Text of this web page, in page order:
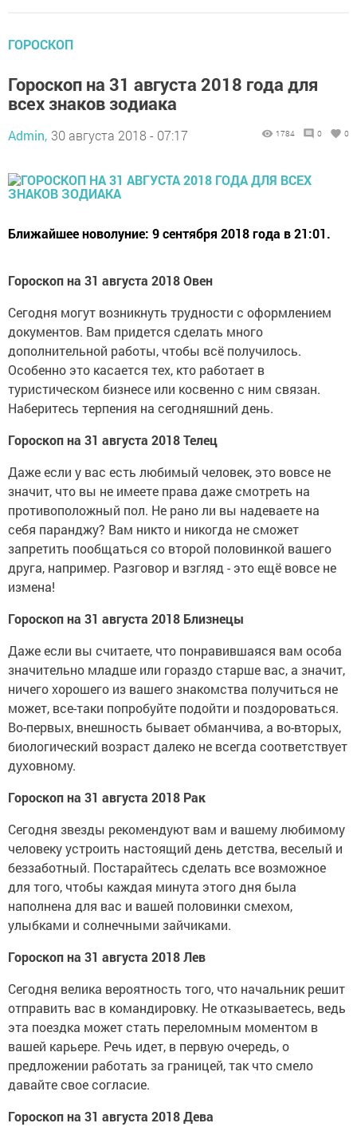
ГОРОСКОП
Гороскоп на 31 августа 2018 года для
всех знаков зодиака
Admin, 30 августа 2018 - 07:17 1784 0 0
Ближайшее новолуние: 9 сентября 2018 года в 21:01.
Гороскоп на 31 августа 2018 Овен
Сегодня могут возникнуть трудности с оформлением
документов. Вам придется сделать много
дополнительной работы, чтобы всё получилось.
Особенно это касается тех, кто работает в
туристическом бизнесе или косвенно с ним связан.
Наберитесь терпения на сегодняшний день.
Гороскоп на 31 августа 2018 Телец
Даже если у вас есть любимый человек, это вовсе не
значит, что вы не имеете права даже смотреть на
противоположный пол. Не рано ли вы надеваете на
себя паранджу? Вам никто и никогда не сможет
запретить пообщаться со второй половинкой вашего
друга, например. Разговор и взгляд - это ещё вовсе не
измена!
Гороскоп на 31 августа 2018 Близнецы
Даже если вы считаете, что понравившаяся вам особа
значительно младше или гораздо старше вас, а значит,
ничего хорошего из вашего знакомства получиться не
может, все-таки попробуйте подойти и поздороваться.
Во-первых, внешность бывает обманчива, а во-вторых,
биологический возраст далеко не всегда соответствует
духовному.
Гороскоп на 31 августа 2018 Рак
Сегодня звезды рекомендуют вам и вашему любимому
человеку устроить настоящий день детства, веселый и
беззаботный. Постарайтесь сделать все возможное
для того, чтобы каждая минута этого дня была
наполнена для вас и вашей половинки смехом,
улыбками и солнечными зайчиками.
Гороскоп на 31 августа 2018 Лев
Сегодня велика вероятность того, что начальник решит
отправить вас в командировку. Не отказываетесь, ведь
эта поездка может стать переломным моментом в
вашей карьере. Речь идет, в первую очередь, о
предложении работать за границей, так что смело
давайте свое согласие.
Гороскоп на 31 августа 2018 Дева